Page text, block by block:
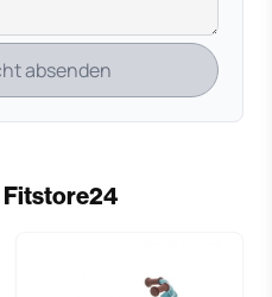
absenden
Fitstore24